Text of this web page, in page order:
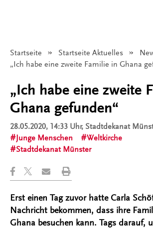
Startseite Startseite Aktuelles
Angezeigt:
„Ich habe eine zweite Familie in Ghana
„Ich habe eine zweite
Ghana gefunden“
28.05.2020, 14:33 Uhr, Stadtdekanat
Junge Menschen
Weltkirche
Stadtdekanat Münster
Erst einen Tag zuvor hatte Carla
Nachricht bekommen, dass ihre
Ghana besuchen kann. Tags darauf,